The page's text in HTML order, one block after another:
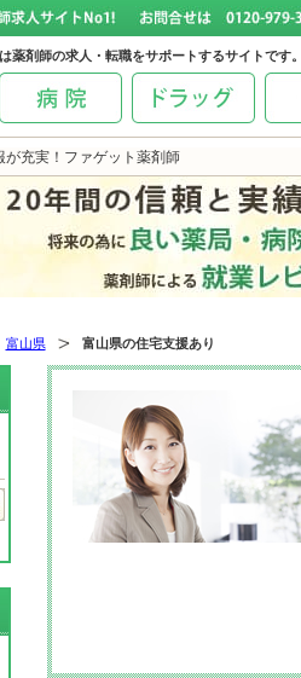
充実！ファゲット薬剤師
薬剤師の求人・転職をサポートするサイトです。
富山県 富山県の住宅支援あり